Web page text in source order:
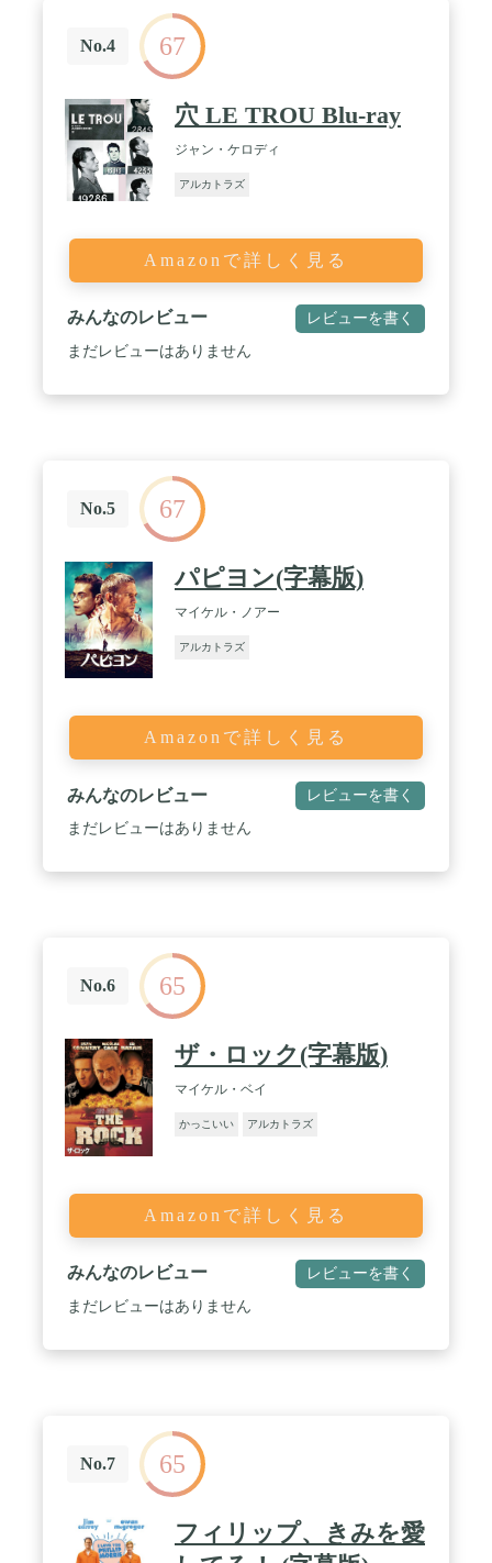
No.4 67
穴 LE TROU Blu-ray
ジャン・ケロディ
アルカトラズ
Amazonで詳しく見る
みんなのレビュー レビューを書く
まだレビューはありません
No.5 67
パピヨン(字幕版)
マイケル・ノアー
アルカトラズ
Amazonで詳しく見る
みんなのレビュー レビューを書く
まだレビューはありません
No.6 65
ザ・ロック(字幕版)
マイケル・ベイ
かっこいい アルカトラズ
Amazonで詳しく見る
みんなのレビュー レビューを書く
まだレビューはありません
No.7 65
フィリップ、きみを愛